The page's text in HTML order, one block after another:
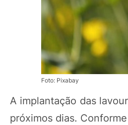
Foto: Pixabay
A implantação das
próximos dias.